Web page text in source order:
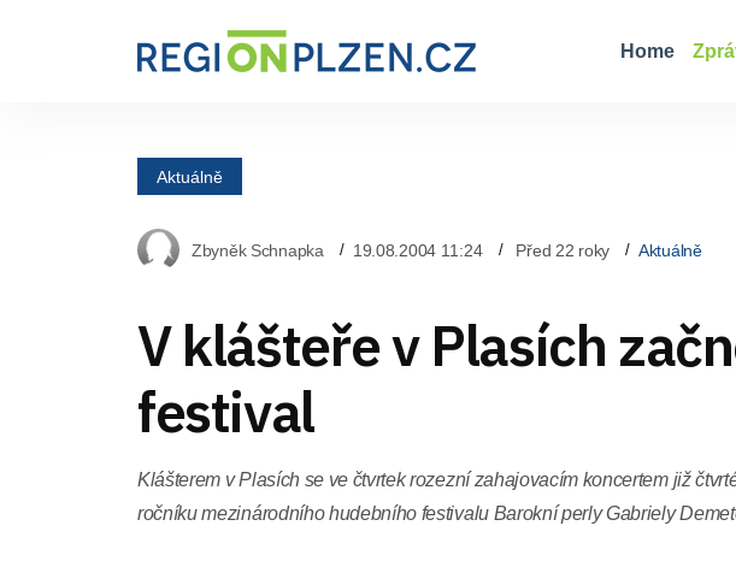
Home
Aktuálně
Zbyněk Schnapka 19.08.2004 11:24 Před 22 roky Aktuálně
V klášteře v Plasích
festival
Klášterem v Plasích se ve čtvrtek rozezní zahajovacím koncertem již
ročníku mezinárodního hudebního festivalu Barokní perly Gabriely